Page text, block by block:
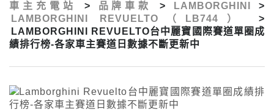
車主充電站 > 品牌車款 > LAMBORGHINI
>
LAMBORGHINI REVUELTO（LB744）
>
LAMBORGHINI REVUELTO台中麗寶國際賽道單圈成
績排行榜-各家車主賽道日數據不斷更新中